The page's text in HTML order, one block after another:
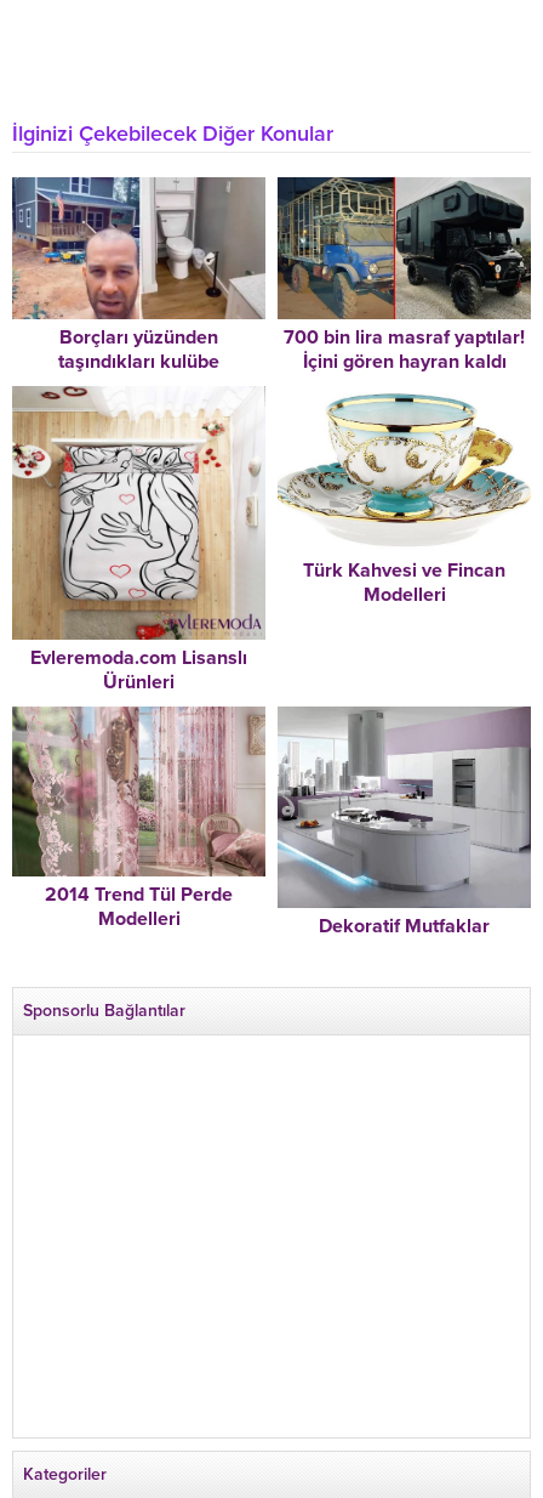
İlginizi Çekebilecek Diğer Konular
Borçları yüzünden
taşındıkları kulübe
hayatlarını değiştirdi
700 bin lira masraf yaptılar!
İçini gören hayran kaldı
Evleremoda.com Lisanslı
Ürünleri
Türk Kahvesi ve Fincan
Modelleri
2014 Trend Tül Perde
Modelleri
Dekoratif Mutfaklar
Sponsorlu Bağlantılar
Kategoriler